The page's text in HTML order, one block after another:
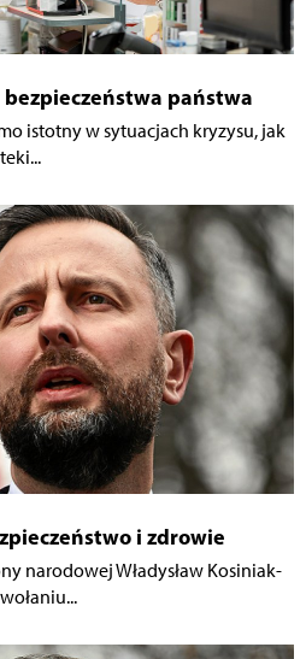
państwa
istotny w sytuacjach kryzysu, jak
i zdrowie
narodowej Władysław Kosiniak-